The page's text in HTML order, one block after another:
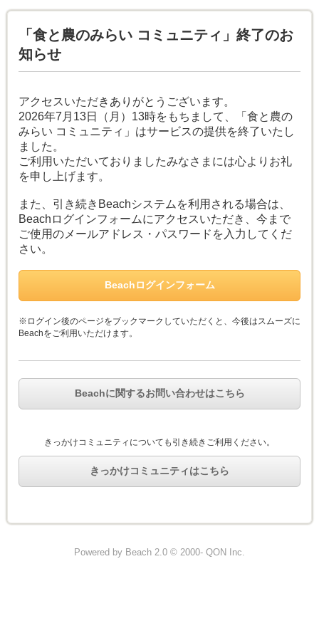
「食と農のみらい コミュニティ」終了のお
知らせ
アクセスいただきありがとうございます。
2026年7月13日（月）13時をもちまして、「食と農の
みらい コミュニティ」はサービスの提供を終了いたし
ました。
ご利用いただいておりましたみなさまには心よりお礼
を申し上げます。
また、引き続きBeachシステムを利用される場合は、
Beachログインフォームにアクセスいただき、今まで
ご使用のメールアドレス・パスワードを入力してくだ
さい。
Beachログインフォーム
※ログイン後のページをブックマークしていただくと、今後はスムーズに
Beachをご利用いただけます。
Beachに関するお問い合わせはこちら
きっかけコミュニティについても引き続きご利用ください。
きっかけコミュニティはこちら
Powered by Beach 2.0 © 2000- QON Inc.